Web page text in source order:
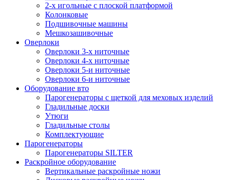
2-х игольные с плоской платформой
Колонковые
Подшивочные машины
Мешкозашивочные
Оверлоки
Оверлоки 3-х ниточные
Оверлоки 4-х ниточные
Оверлоки 5-и ниточные
Оверлоки 6-и ниточные
Оборудование вто
Парогенераторы с щеткой для меховых изделий
Гладильные доски
Утюги
Гладильные столы
Комплектующие
Парогенераторы
Парогенераторы SILTER
Раскройное оборудование
Вертикальные раскройные ножи